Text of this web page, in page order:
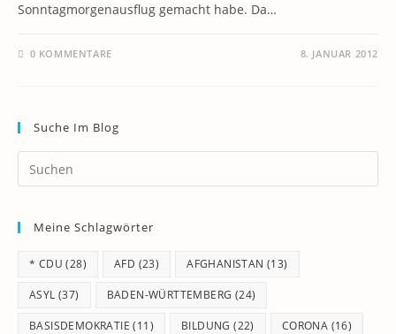
Sonntagmorgenausflug gemacht habe. Da…
0 KOMMENTARE 8. JANUAR 2012
Suche Im Blog
Meine Schlagwörter
* CDU (28) AFD (23) AFGHANISTAN (13)
ASYL (37) BADEN-WÜRTTEMBERG (24)
BASISDEMOKRATIE (11) BILDUNG (22) CORONA (16)